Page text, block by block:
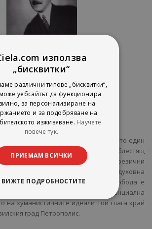
За Автора
Стефан Цвайг-
спечелил световна слава като един
на психологическата новела, блестящ
е сред най-четените немскоезични
за Европа, обединена от „обща духовна
на света, за когото „личната свобода е
тази земя“, след дълбока екзистенциална
на хуманистичните идеали той слага край
град Петрополис.
използва
„бисквитки“
различни типове „бисквитки“,
уебсайтът да функционира
за персонализиране на
и за подобряване на
изживяване. Научете
повече тук.
ПРИЕМАМ ВСИЧКИ
ВИЖТЕ ПОДРОБНОСТИТЕ